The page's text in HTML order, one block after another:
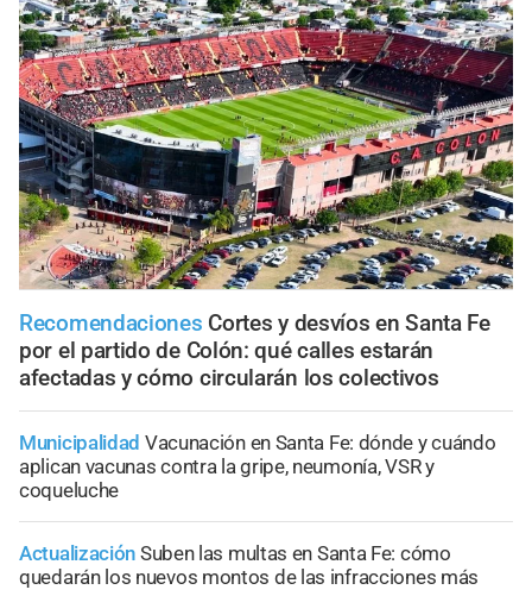
Recomendaciones Cortes y desvíos en Santa Fe
por el partido de Colón: qué calles estarán
afectadas y cómo circularán los colectivos
Municipalidad Vacunación en Santa Fe: dónde y cuándo
aplican vacunas contra la gripe, neumonía, VSR y
coqueluche
Actualización Suben las multas en Santa Fe: cómo
quedarán los nuevos montos de las infracciones más